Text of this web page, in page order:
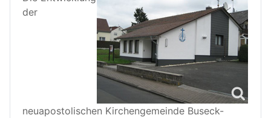
der
neuapostolischen Kirchengemeinde Buseck-